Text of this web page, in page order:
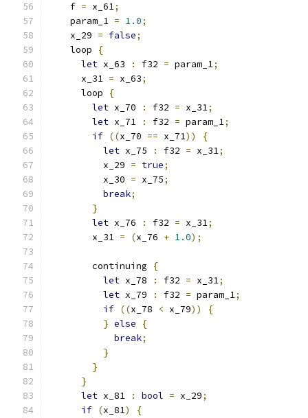
    f
= x_61;
    param_1
= 1.0;
    x_29
= false;
    loop
{
let x_63 : f32 = param_1;
      x_31
= x_63;
      loop
{
let x_70 : f32 = x_31;
let x_71 : f32 = param_1;
if ((x_70 == x_71))
{
let x_75 : f32 = x_31;
          x_29
= true;
          x_30
= x_75;
break;
}
let x_76 : f32 = x_31;
        x_31
= (x_76 + 1.0);
        continuing
{
let x_78 : f32 = x_31;
let x_79 : f32 = param_1;
if ((x_78 < x_79))
{
} else
{
break;
}
}
}
let x_81 : bool = x_29;
if (x_81)
{